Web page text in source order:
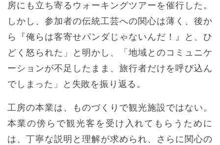
房にも立ち寄るウォーキングツアーを催行した。
しかし、参加者の伝統工芸への関心は薄く、後か
ら『俺らは客寄せパンダじゃないんだ！』と、ひ
どく怒られた」と明かし、「地域とのコミュニケ
ーションが不足したまま、旅行者だけを呼び込ん
でしまった」と失敗を振り返る。
工房の本業は、ものづくりで観光施設ではない。
本業の傍らで観光客を受け入れてもらうために
は、丁寧な説明と理解が求められ、さらに関心の